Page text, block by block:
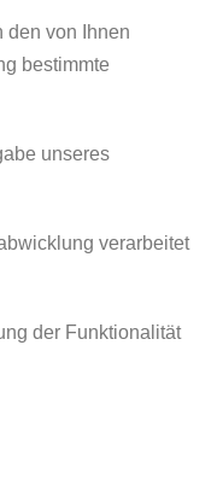
den von Ihnen
bestimmte
unseres
verarbeitet
der Funktionalität